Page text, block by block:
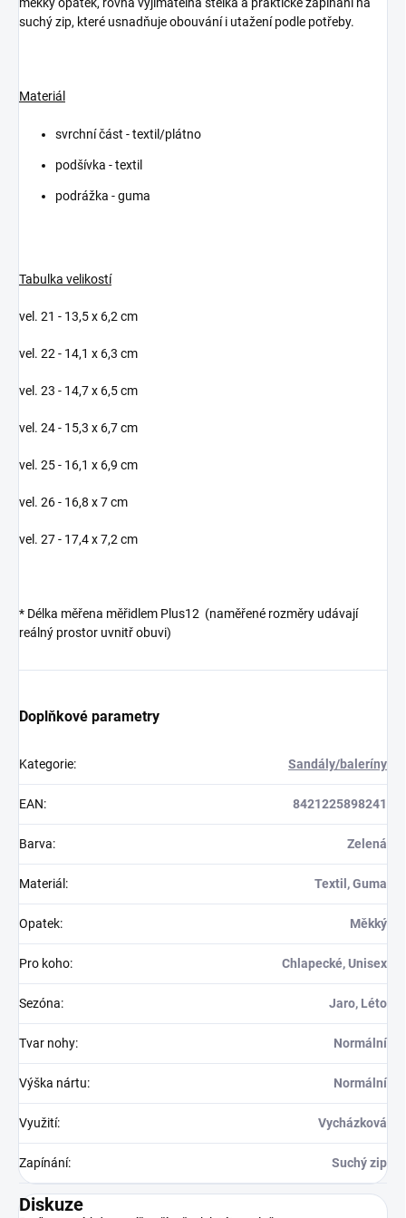
suchý zip, které usnadňuje obouvání i utažení podle potřeby.
Materiál
svrchní část - textil/plátno
podšívka - textil
podrážka - guma
Tabulka velikostí
vel. 21 - 13,5 x 6,2 cm
vel. 22 - 14,1 x 6,3 cm
vel. 23 - 14,7 x 6,5 cm
vel. 24 - 15,3 x 6,7 cm
vel. 25 - 16,1 x 6,9 cm
vel. 26 - 16,8 x 7 cm
vel. 27 - 17,4 x 7,2 cm
* Délka měřena měřidlem Plus12 (naměřené rozměry udávají
reálný prostor uvnitř obuvi)
Doplňkové parametry
Kategorie: Sandály/baleríny
EAN: 8421225898241
Barva: Zelená
Materiál : Textil, Guma
Opatek: Měkký
Pro koho: Chlapecké, Unisex
Sezóna: Jaro, Léto
Tvar nohy: Normální
Výška nártu: Normální
Využití: Vycházková
Zapínání: Suchý zip
Diskuze